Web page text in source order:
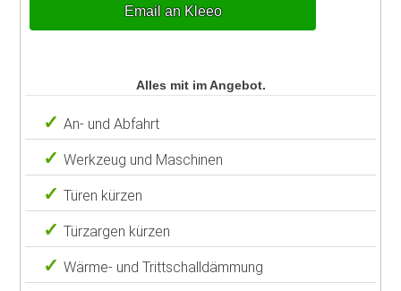
Email an Kleeo
Alles mit im Angebot.
An- und Abfahrt
Werkzeug und Maschinen
Türen kürzen
Türzargen kürzen
Wärme- und Trittschalldämmung